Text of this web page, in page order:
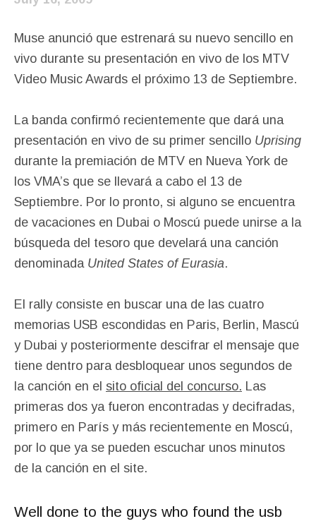
Muse anunció que estrenará su nuevo sencillo en
vivo durante su presentación en vivo de los MTV
Video Music Awards el próximo 13 de Septiembre.
La banda confirmó recientemente que dará una
presentación en vivo de su primer sencillo Uprising
durante la premiación de MTV en Nueva York de
los VMA’s que se llevará a cabo el 13 de
Septiembre. Por lo pronto, si alguno se encuentra
de vacaciones en Dubai o Moscú puede unirse a la
búsqueda del tesoro que develará una canción
denominada United States of Eurasia.
El rally consiste en buscar una de las cuatro
memorias USB escondidas en Paris, Berlin, Mascú
y Dubai y posteriormente descifrar el mensaje que
tiene dentro para desbloquear unos segundos de
la canción en el sito oficial del concurso. Las
primeras dos ya fueron encontradas y decifradas,
primero en París y más recientemente en Moscú,
por lo que ya se pueden escuchar unos minutos
de la canción en el site.
Well done to the guys who found the usb